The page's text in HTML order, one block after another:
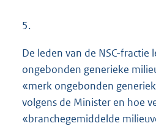
5.
De leden van de NSC-fractie
ongebonden generieke
«merk ongebonden
volgens de Minister en hoe
«branchegemiddelde